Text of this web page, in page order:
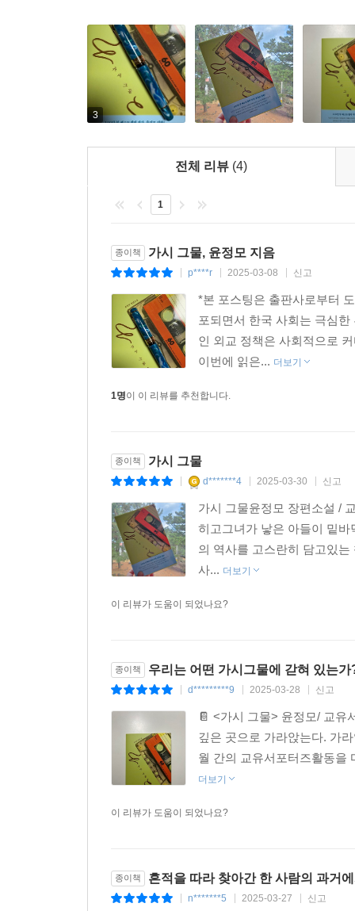
3
전체 리뷰 (4)
1
종이책 가시 그물, 윤정모 지음
p****r 2025-03-08 신고
*본 포스팅은 출판사로부터
포되면서 한국 사회는 극심
인 외교 정책은 사회적으로
이번에 읽은... 더보기
1명이 이 리뷰를 추천합니다.
종이책 가시 그물
d*******4 2025-03-30 신고
가시 그물윤정모 장편소설 /
히고그녀가 낳은 아들이 밑
의 역사를 고스란히 담고있
사... 더보기
이 리뷰가 도움이 되었나요?
종이책 우리는 어떤 가시그물에 갇혀 있는가
d*********9 2025-03-28 신고
📔 <가시 그물> 윤정모/ 교유
깊은 곳으로 가라앉는다. 가
월 간의 교유서포터즈활동을
더보기
이 리뷰가 도움이 되었나요?
종이책 흔적을 따라 찾아간 한 사람의 과거
n*******5 2025-03-27 신고